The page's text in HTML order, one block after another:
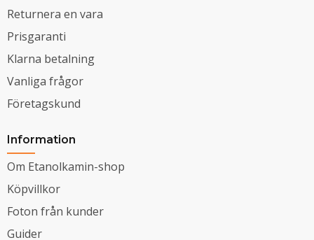
Returnera en vara
Prisgaranti
Klarna betalning
Vanliga frågor
Företagskund
Information
Om Etanolkamin-shop
Köpvillkor
Foton från kunder
Guider